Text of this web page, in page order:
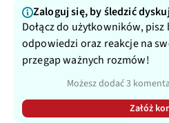
Zaloguj się, by śledzić
Dołącz do użytkowników,
odpowiedzi oraz reakcje na
przegap ważnych rozmów!
Możesz dodać 3
Załóż